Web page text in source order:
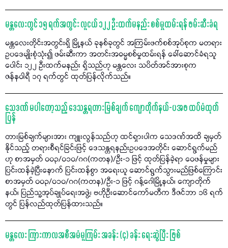
မန္တလေးတွင် ၁၅ ရက်အတွင်း လူငယ် ၁၂၂ ဦးထက်မနည်း စစ်မှုထမ်းရန် ဖမ်းဆီးခံရ
မန္တလေးတိုင်းအတွင်းရှိ မြို့နယ် ခုနစ်ခုတွင် အကြမ်းဖက်စစ်အုပ်စုက မတရား
ဥပဒေမျိုးစုံသုံး၍ ဖမ်းဆီးကာ အတင်းအဓမ္မစစ်မှုထမ်းရန် ခေါ်ဆောင်ခံရသူ
ပေါင်း ၁၂၂ ဦးထက်မနည်း ရှိသည်ဟု မန္တလေး သပိတ်အင်အားစုက
ဇန်နဝါရီ ၁၇ ရက်တွင် ထုတ်ပြန်လိုက်သည်။
သေဒဏ် မပါတော့သည့် ဒေသန္တရတားမြစ်ချက် ကျောတိုက်နယ်-ပအဖ ထပ်မံထုတ်
ပြန်
တားမြစ်ချက်များအား ကျူးလွန်သည်ဟု ထင်ရှားပါက သေဒဏ်အထိ ချမှတ်
နိုင်သည့် တရားစီရင်ခြင်းဖြင့် ဒေသန္တရနည်းဥပဒေအတိုင်း ဆောင်ရွက်မည်
ဟု စာအမှတ် ၀၀၃/၀၁၀/ဂဂ(ကတန)/ဦး-၁ ဖြင့် ထုတ်ပြန်ခဲ့ရာ ဝေဖန်မှုများ
ပြင်းထန်ခဲ့ပြီးနောက် ပြင်းထန်စွာ အရေးယူ ဆောင်ရွက်သွားမည်ဖြစ်ကြောင်း
စာအမှတ် ၀၀၃/၀၁၀/ဂဂ(ကတန)/ဦး-၁ ဖြင့် ဂန့်ဂေါမြို့နယ်၊ ကျောတိုက်
နယ်၊ ပြည်သူ့အုပ်ချုပ်ရေးအဖွဲ့၊ ဗဟိုဦးဆောင်ကော်မတီက ဒီဇင်ဘာ ၁၆ ရက်
တွင် ပြန်လည်ထုတ်ပြန်ထားသည်။
မန္တလေး ကြားကာလအစီအမံမူကြမ်း အခန်း (၄) ခန်း ရေးဆွဲပြီး ဖြစ်